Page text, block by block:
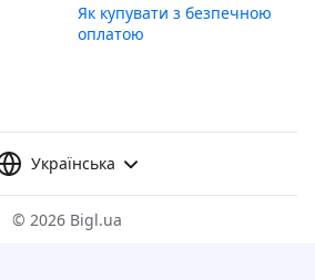
Як купувати з безпечною
оплатою
Українська
© 2026 Bigl.ua